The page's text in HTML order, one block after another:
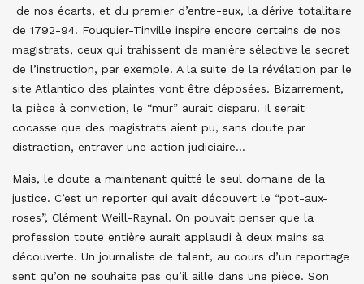
de nos écarts, et du premier d’entre-eux, la dérive totalitaire
de 1792-94. Fouquier-Tinville inspire encore certains de nos
magistrats, ceux qui trahissent de manière sélective le secret
de l’instruction, par exemple. A la suite de la révélation par le
site Atlantico des plaintes vont être déposées. Bizarrement,
la pièce à conviction, le “mur” aurait disparu. Il serait
cocasse que des magistrats aient pu, sans doute par
distraction, entraver une action judiciaire…
Mais, le doute a maintenant quitté le seul domaine de la
justice. C’est un reporter qui avait découvert le “pot-aux-
roses”, Clément Weill-Raynal. On pouvait penser que la
profession toute entière aurait applaudi à deux mains sa
découverte. Un journaliste de talent, au cours d’un reportage
sent qu’on ne souhaite pas qu’il aille dans une pièce. Son